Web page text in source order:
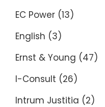
EC Power (13)
English (3)
Ernst & Young (47)
I-Consult (26)
Intrum Justitia (2)